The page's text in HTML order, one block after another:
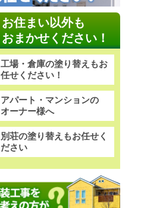
お住まい以外も
おまかせください！
工場・倉庫の塗り替えもお
任せください！
アパート・マンションの
オーナー様へ
別荘の塗り替えもお任せく
ださい